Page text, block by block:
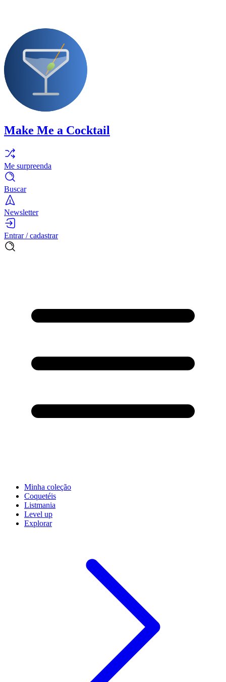
Make Me a Cocktail
Me surpreenda
Buscar
Newsletter
Entrar / cadastrar
Minha coleção
Coquetéis
Listmania
Level up
Explorar